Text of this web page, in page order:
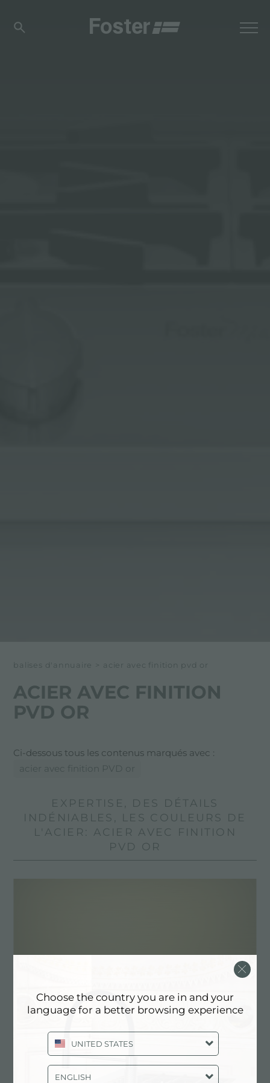
balises d'annuaire > acier avec finition pvd or
ACIER AVEC FINITION
PVD OR
Ci-dessous tous les contenus marqués avec :
acier avec finition PVD or
EXPERTISE, DES DÉTAILS
INDÉNIABLES, LES COULEURS DE
L'ACIER: ACIER AVEC FINITION
PVD OR
Choose the country you are in and your
language for a better browsing experience
UNITED STATES
ENGLISH